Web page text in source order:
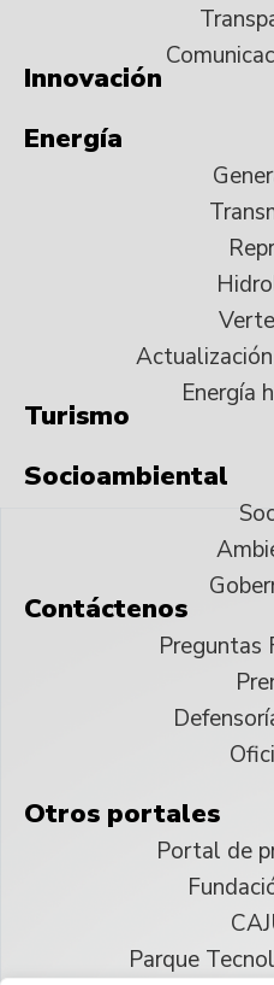
Innovación
Energía
Energía
Turismo
Socioambiental
Contáctenos
Preguntas
Otros portales
Portal de
Parque